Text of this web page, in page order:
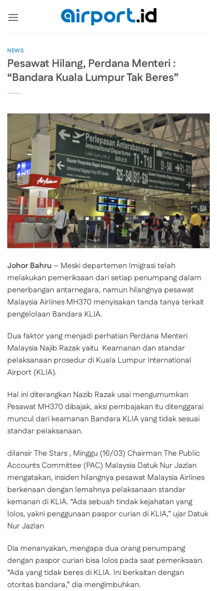
NEWS
Pesawat Hilang, Perdana Menteri :
“Bandara Kuala Lumpur Tak Beres”
Johor Bahru – Meski departemen Imigrasi telah
melakukan pemeriksaan dari setiap penumpang dalam
penerbangan antarnegara, namun hilangnya pesawat
Malaysia Airlines MH370 menyisakan tanda tanya terkait
pengelolaan Bandara KLIA.
Dua faktor yang menjadi perhatian Perdana Menteri
Malaysia Najib Razak yaitu Keamanan dan standar
pelaksanaan prosedur di Kuala Lumpur International
Airport (KLIA).
Hal ini diterangkan Nazib Razak usai mengumumkan
Pesawat MH370 dibajak, aksi pembajakan itu ditenggarai
muncul dari keamanan Bandara KLIA yang tidak sesuai
standar pelaksanaan.
dilansir The Stars , Minggu (16/03) Chairman The Public
Accounts Committee (PAC) Malaysia Datuk Nur Jazlan
mengatakan, insiden hilangnya pesawat Malaysia Airlines
berkenaan dengan lemahnya pelaksanaan standar
kemanan di KLIA. “Ada sebuah tindak kejahatan yang
lolos, yakni penggunaan paspor curian di KLIA,” ujar Datuk
Nur Jazlan
Dia menanyakan, mengapa dua orang penumpang
dengan paspor curian bisa lolos pada saat pemeriksaan.
“Ada yang tidak beres di KLIA. Ini berkaitan dengan
otoritas bandara,” dia mengimbuhkan.